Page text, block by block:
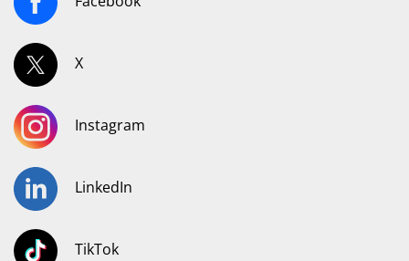
X
Instagram
LinkedIn
TikTok